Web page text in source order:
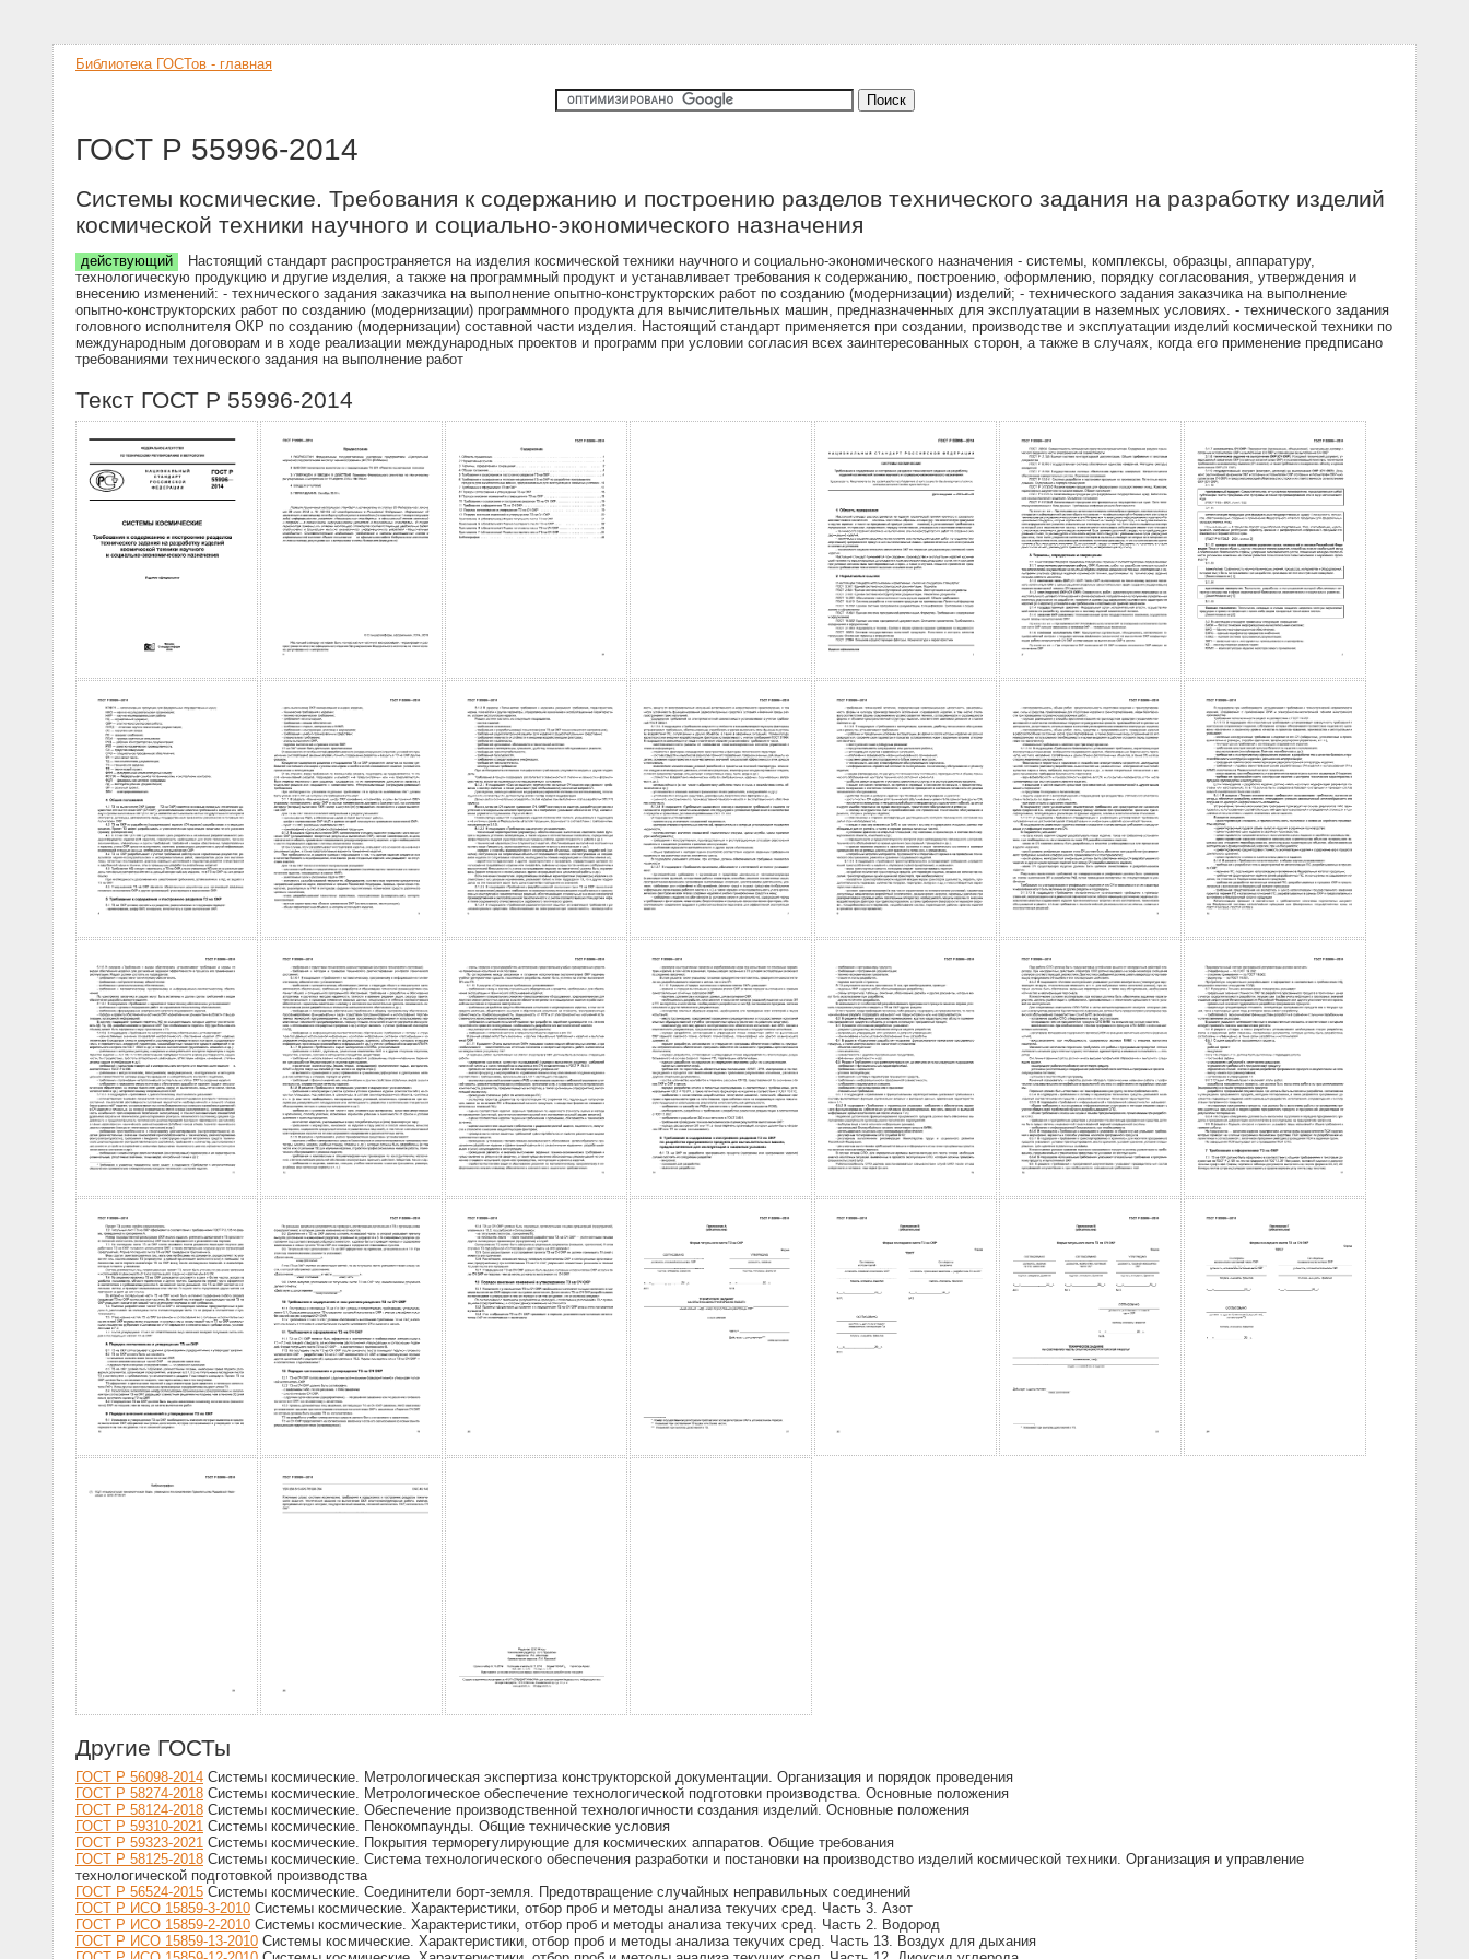
Библиотека ГОСТов - главная
ГОСТ Р 55996-2014
Системы космические. Требования к содержанию и построению разделов технического задания на разработку изделий
космической техники научного и социально-экономического назначения
действующий
Настоящий стандарт распространяется на изделия космической техники научного и социально-экономического назначения - системы, комплексы, образцы, аппаратуру,
технологическую продукцию и другие изделия, а также на программный продукт и устанавливает требования к содержанию, построению, оформлению, порядку согласования, утверждения и
внесению изменений: - технического задания заказчика на выполнение опытно-конструкторских работ по созданию (модернизации) изделий; - технического задания заказчика на выполнение
опытно-конструкторских работ по созданию (модернизации) программного продукта для вычислительных машин, предназначенных для эксплуатации в наземных условиях. - технического задания
головного исполнителя ОКР по созданию (модернизации) составной части изделия. Настоящий стандарт применяется при создании, производстве и эксплуатации изделий космической техники по
международным договорам и в ходе реализации международных проектов и программ при условии согласия всех заинтересованных сторон, а также в случаях, когда его применение предписано
требованиями технического задания на выполнение работ
Текст ГОСТ Р 55996-2014
Другие ГОСТы
ГОСТ Р 56098-2014 Системы космические. Метрологическая экспертиза конструкторской документации. Организация и порядок проведения
ГОСТ Р 58274-2018 Системы космические. Метрологическое обеспечение технологической подготовки производства. Основные положения
ГОСТ Р 58124-2018 Системы космические. Обеспечение производственной технологичности создания изделий. Основные положения
ГОСТ Р 59310-2021 Системы космические. Пенокомпаунды. Общие технические условия
ГОСТ Р 59323-2021 Системы космические. Покрытия терморегулирующие для космических аппаратов. Общие требования
ГОСТ Р 58125-2018 Системы космические. Система технологического обеспечения разработки и постановки на производство изделий космической техники. Организация и управление
технологической подготовкой производства
ГОСТ Р 56524-2015 Системы космические. Соединители борт-земля. Предотвращение случайных неправильных соединений
ГОСТ Р ИСО 15859-3-2010 Системы космические. Характеристики, отбор проб и методы анализа текучих сред. Часть 3. Азот
ГОСТ Р ИСО 15859-2-2010 Системы космические. Характеристики, отбор проб и методы анализа текучих сред. Часть 2. Водород
ГОСТ Р ИСО 15859-13-2010 Системы космические. Характеристики, отбор проб и методы анализа текучих сред. Часть 13. Воздух для дыхания